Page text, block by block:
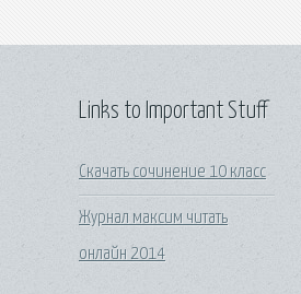
Links to Important Stuff
Скачать сочинение 10 класс
Журнал максим читать
онлайн 2014